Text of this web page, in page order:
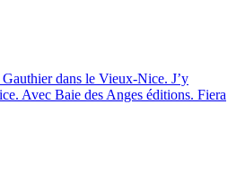
dans le Vieux-Nice. J’y
Avec Baie des Anges éditions. Fiera